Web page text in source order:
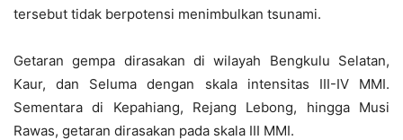
tersebut tidak berpotensi menimbulkan tsunami.
Getaran gempa dirasakan di wilayah Bengkulu Selatan,
Kaur, dan Seluma dengan skala intensitas III-IV MMI.
Sementara di Kepahiang, Rejang Lebong, hingga Musi
Rawas, getaran dirasakan pada skala III MMI.